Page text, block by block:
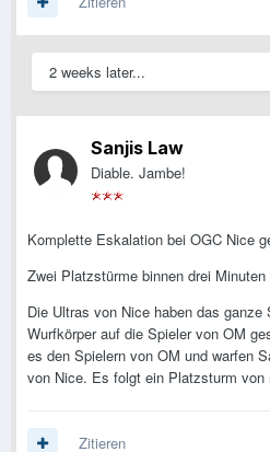
2 weeks later...
Sanjis Law
Diable. Jambe!
Komplette Eskalation bei OGC Nice
Zwei Platzstürme binnen drei
Die Ultras von Nice haben das ganze
Wurfkörper auf die Spieler von OM
es den Spielern von OM und warfen
von Nice. Es folgt ein Platzsturm von
Zitieren